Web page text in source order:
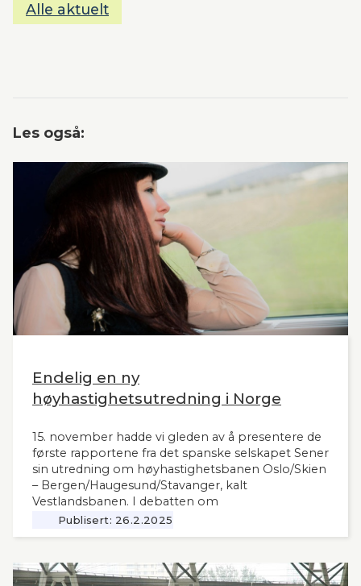
Alle aktuelt
Les også:
Endelig en ny
høyhastighetsutredning i Norge
15. november hadde vi gleden av å presentere de
første rapportene fra det spanske selskapet Sener
sin utredning om høyhastighetsbanen Oslo/Skien
– Bergen/Haugesund/Stavanger, kalt
Vestlandsbanen. I debatten om
høyhastighetsbaner i Norge har man savnet et
nytt og oppdatert grunnlag, siden tidligere,
tid. Seners utredning vil derfor være interessant
også for andre aktuelle høyhastighetsbaner i
Publisert: 26.2.2025